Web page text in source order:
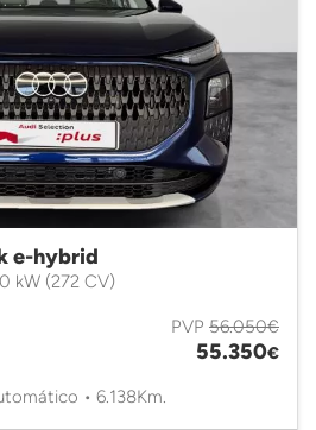
e-hybrid
kW (272 CV)
PVP 56.050€
55.350€
• 6.138Km.